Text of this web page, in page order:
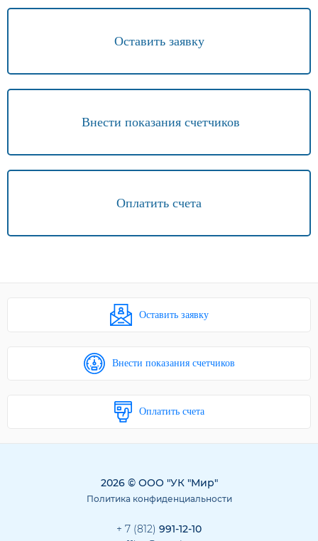
Оставить заявку
Внести показания счетчиков
Оплатить счета
Оставить заявку
Внести показания счетчиков
Оплатить счета
2026 © ООО "УК "Мир"
Политика конфиденциальности
+ 7 (812) 991-12-10